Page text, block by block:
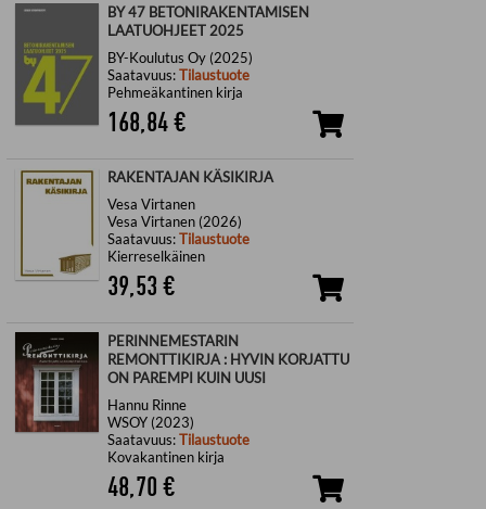
BY 47 BETONIRAKENTAMISEN
LAATUOHJEET 2025
BY-Koulutus Oy (2025)
Saatavuus:Tilaustuote
Pehmeäkantinen kirja
168,84€
RAKENTAJAN KÄSIKIRJA
Vesa Virtanen
Vesa Virtanen (2026)
Saatavuus:Tilaustuote
Kierreselkäinen
39,53 €
PERINNEMESTARIN
REMONTTIKIRJA : HYVIN KORJATTU
ON PAREMPI KUIN UUSI
Hannu Rinne
WSOY (2023)
Saatavuus:Tilaustuote
Kovakantinen kirja
48,70 €